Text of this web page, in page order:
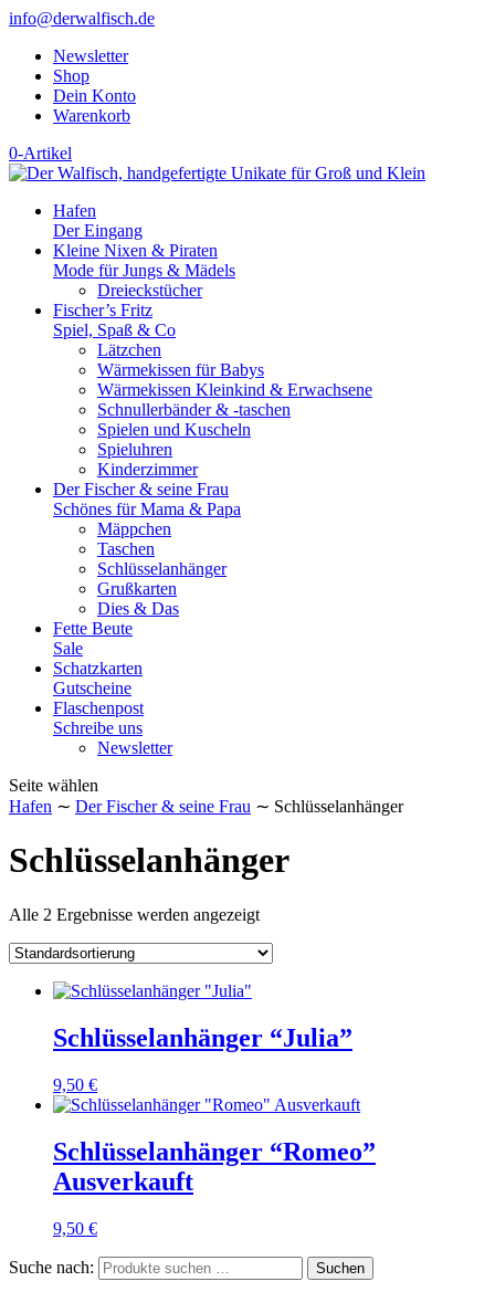
info@derwalfisch.de
Newsletter
Shop
Dein Konto
Warenkorb
0-Artikel
Hafen
Der Eingang
Kleine Nixen & Piraten
Mode für Jungs & Mädels
Dreieckstücher
Fischer’s Fritz
Spiel, Spaß & Co
Lätzchen
Wärmekissen für Babys
Wärmekissen Kleinkind & Erwachsene
Schnullerbänder & -taschen
Spielen und Kuscheln
Spieluhren
Kinderzimmer
Der Fischer & seine Frau
Schönes für Mama & Papa
Mäppchen
Taschen
Schlüsselanhänger
Grußkarten
Dies & Das
Fette Beute
Sale
Schatzkarten
Gutscheine
Flaschenpost
Schreibe uns
Newsletter
Seite wählen
Hafen ∼ Der Fischer & seine Frau ∼ Schlüsselanhänger
Schlüsselanhänger
Alle 2 Ergebnisse werden angezeigt
Schlüsselanhänger “Julia”
9,50 €
Schlüsselanhänger “Romeo”
Ausverkauft
9,50 €
Suche nach: Suchen